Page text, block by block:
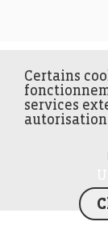
Certains
services